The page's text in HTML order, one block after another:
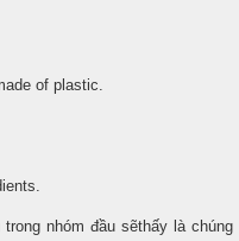
of plastic.
nhóm đầu sẽthấy là chúng